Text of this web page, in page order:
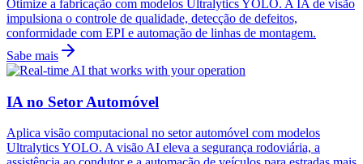
Otimize a fabricação com modelos Ultralytics YOLO. A IA de visão
impulsiona o controle de qualidade, detecção de defeitos,
conformidade com EPI e automação de linhas de montagem.
Sabe mais
IA no Setor Automóvel
Aplica visão computacional no setor automóvel com modelos
Ultralytics YOLO. A visão AI eleva a segurança rodoviária, a